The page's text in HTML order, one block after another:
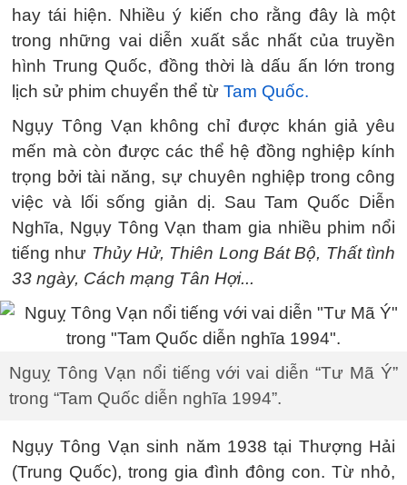
hay tái hiện. Nhiều ý kiến cho rằng đây là một
trong những vai diễn xuất sắc nhất của truyền
hình Trung Quốc, đồng thời là dấu ấn lớn trong
lịch sử phim chuyển thể từ Tam Quốc.
Ngụy Tông Vạn không chỉ được khán giả yêu
mến mà còn được các thể hệ đồng nghiệp kính
trọng bởi tài năng, sự chuyên nghiệp trong công
việc và lối sống giản dị. Sau Tam Quốc Diễn
Nghĩa, Ngụy Tông Vạn tham gia nhiều phim nổi
tiếng như Thủy Hử, Thiên Long Bát Bộ, Thất tình
33 ngày, Cách mạng Tân Hợi...
Nguỵ Tông Vạn nổi tiếng với vai diễn “Tư Mã Ý”
trong “Tam Quốc diễn nghĩa 1994”.
Ngụy Tông Vạn sinh năm 1938 tại Thượng Hải
(Trung Quốc), trong gia đình đông con. Từ nhỏ,